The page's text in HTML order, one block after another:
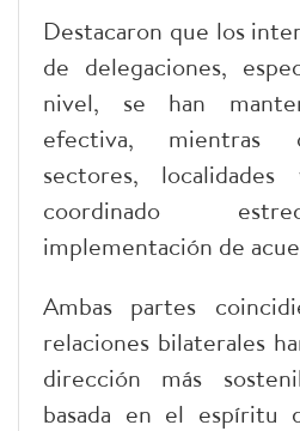
Destacaron que los
de delegaciones,
nivel, se han
efectiva, mientras
sectores,
coordinado
implementación de
Ambas partes
relaciones bilaterales
dirección más
basada en el espíritu